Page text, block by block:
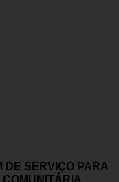
DE SERVIÇO PARA